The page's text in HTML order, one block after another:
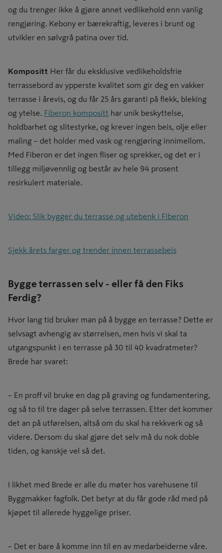
og du trenger ikke å gjøre annet vedlikehold enn vanlig
rengjøring. Kebony er bærekraftig, leveres i brunt og
utvikler en sølvgrå patina over tid.
Kompositt Her får du eksklusive vedlikeholdsfrie
terrassebord av ypperste kvalitet som gir deg en vakker
terrasse i årevis, og du får 25 års garanti på flekk, bleking
og ytelse. Fiberon kompositt har unik beskyttelse,
holdbarhet og slitestyrke, og krever ingen beis, olje eller
maling – det holder med vask og rengjøring innimellom.
Med Fiberon er det ingen fliser og sprekker, og det er i
tillegg miljøvennlig og består av hele 94 prosent
resirkulert materiale.
Video: Slik bygger du terrasse og utebenk i Fiberon
Sjekk årets farger og trender innen terrassebeis
Bygge terrassen selv - eller få den Fiks
Ferdig?
Hvor lang tid bruker man på å bygge en terrasse? Dette er
selvsagt avhengig av størrelsen, men hvis vi skal ta
utgangspunkt i en terrasse på 30 til 40 kvadratmeter?
Brede har svaret:
– En proff vil bruke en dag på graving og fundamentering,
og så to til tre dager på selve terrassen. Etter det kommer
det an på utførelsen, altså om du skal ha rekkverk og så
videre. Dersom du skal gjøre det selv må du nok doble
tiden, og kanskje vel så det.
I likhet med Brede er alle du møter hos varehusene til
Byggmakker fagfolk. Det betyr at du får gode råd med på
kjøpet til allerede hyggelige priser.
– Det er bare å komme inn til en av medarbeiderne våre.